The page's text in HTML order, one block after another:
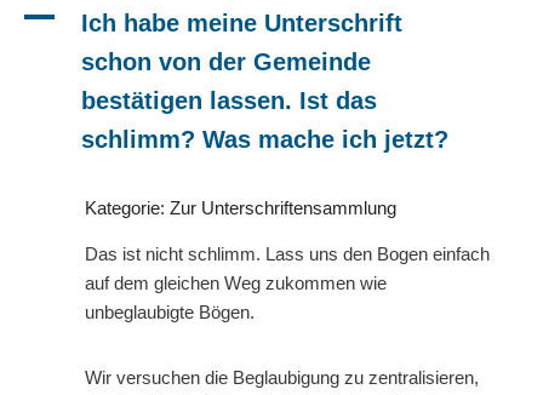
A
Ich habe meine Unterschrift
schon von der Gemeinde
bestätigen lassen. Ist das
schlimm? Was mache ich jetzt?
Kategorie: Zur Unterschriftensammlung
Das ist nicht schlimm. Lass uns den Bogen einfach
auf dem gleichen Weg zukommen wie
unbeglaubigte Bögen.
Wir versuchen die Beglaubigung zu zentralisieren,